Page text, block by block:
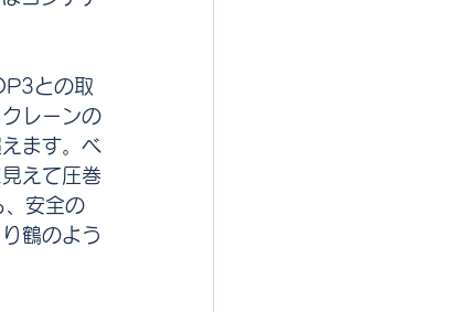
との取
レーンの
ます。ベ
えて圧巻
安全の
鶴のよう